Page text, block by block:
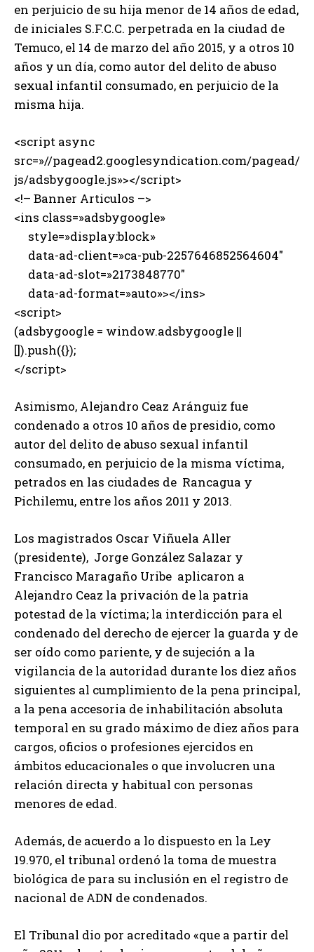
en perjuicio de su hija menor de 14 años de edad,
de iniciales S.F.C.C. perpetrada en la ciudad de
Temuco, el 14 de marzo del año 2015, y a otros 10
años y un día, como autor del delito de abuso
sexual infantil consumado, en perjuicio de la
misma hija.
<script async
src=»//pagead2.googlesyndication.com/pagead/
js/adsbygoogle.js»></script>
<!– Banner Articulos –>
<ins class=»adsbygoogle»
style=»display:block»
data-ad-client=»ca-pub-2257646852564604″
data-ad-slot=»2173848770″
data-ad-format=»auto»></ins>
<script>
(adsbygoogle = window.adsbygoogle ||
[]).push({});
</script>
Asimismo, Alejandro Ceaz Aránguiz fue
condenado a otros 10 años de presidio, como
autor del delito de abuso sexual infantil
consumado, en perjuicio de la misma víctima,
petrados en las ciudades de Rancagua y
Pichilemu, entre los años 2011 y 2013.
Los magistrados Oscar Viñuela Aller
(presidente), Jorge González Salazar y
Francisco Maragaño Uribe aplicaron a
Alejandro Ceaz la privación de la patria
potestad de la víctima; la interdicción para el
condenado del derecho de ejercer la guarda y de
ser oído como pariente, y de sujeción a la
vigilancia de la autoridad durante los diez años
siguientes al cumplimiento de la pena principal,
a la pena accesoria de inhabilitación absoluta
temporal en su grado máximo de diez años para
cargos, oficios o profesiones ejercidos en
ámbitos educacionales o que involucren una
relación directa y habitual con personas
menores de edad.
Además, de acuerdo a lo dispuesto en la Ley
19.970, el tribunal ordenó la toma de muestra
biológica de para su inclusión en el registro de
nacional de ADN de condenados.
El Tribunal dio por acreditado «que a partir del